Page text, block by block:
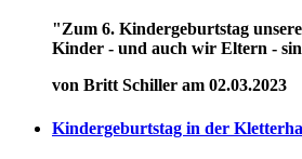
"Zum 6. Kindergeburtstag
Kinder - und auch wir Eltern -
von Britt Schiller am 02.03.2023
Kindergeburtstag in der